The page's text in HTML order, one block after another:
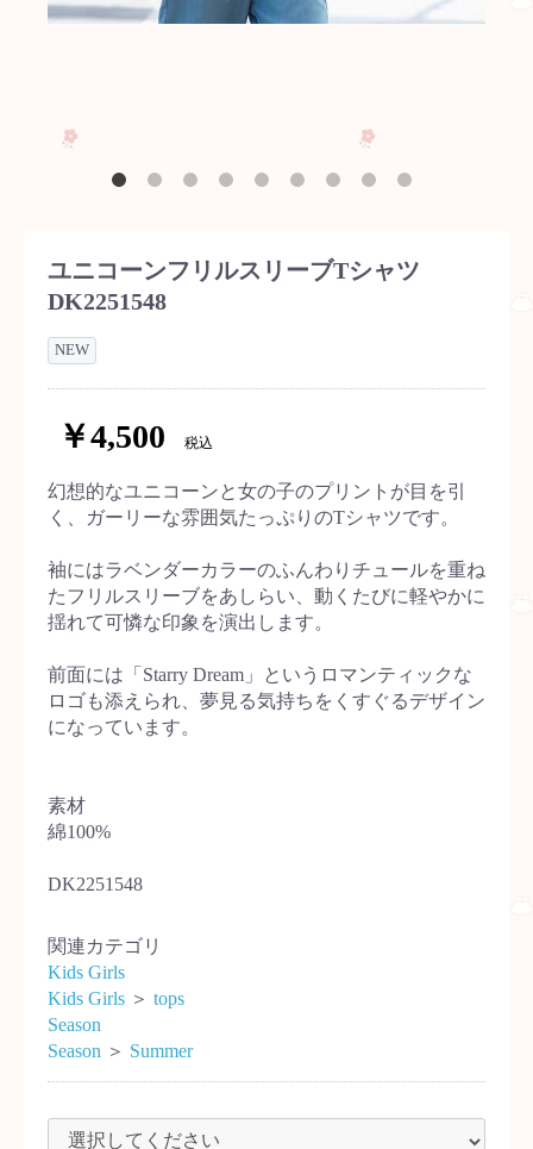
ユニコーンフリルスリーブTシャツ
DK2251548
NEW
￥4,500 税込
幻想的なユニコーンと女の子のプリントが目を引
く、ガーリーな雰囲気たっぷりのTシャツです。
袖にはラベンダーカラーのふんわりチュールを重ね
たフリルスリーブをあしらい、動くたびに軽やかに
揺れて可憐な印象を演出します。
前面には「Starry Dream」というロマンティックな
ロゴも添えられ、夢見る気持ちをくすぐるデザイン
になっています。
素材
綿100%
DK2251548
関連カテゴリ
Kids Girls
Kids Girls ＞ tops
Season
Season ＞ Summer